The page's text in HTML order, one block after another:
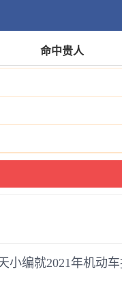
命中贵人
编就2021年机动